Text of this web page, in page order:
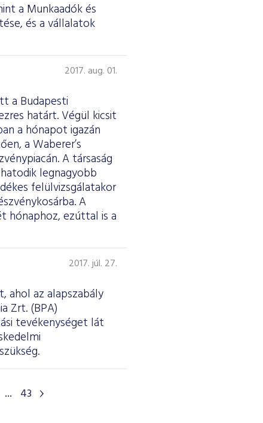
a Munkaadók és
és a vállalatok
2017. aug. 01.
a Budapesti
határt. Végül kicsit
a hónapot igazán
a Waberer’s
A társaság
legnagyobb
felülvizsgálatakor
A
hónaphoz, ezúttal is a
2017. júl. 27.
ahol az alapszabály
Zrt. (BPA)
tevékenységet lát
... 43